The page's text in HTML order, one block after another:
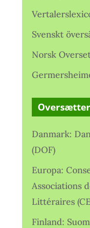
Svenskt
Norsk
Danmark:
(DOF)
Europa:
Associations
Littéraires
Finland: